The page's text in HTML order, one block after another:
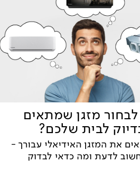
לבחור מזגן שמתאים
לבית שלכם?
את המזגן האידיאלי עבורך -
לדעת ומה כדאי לבדוק